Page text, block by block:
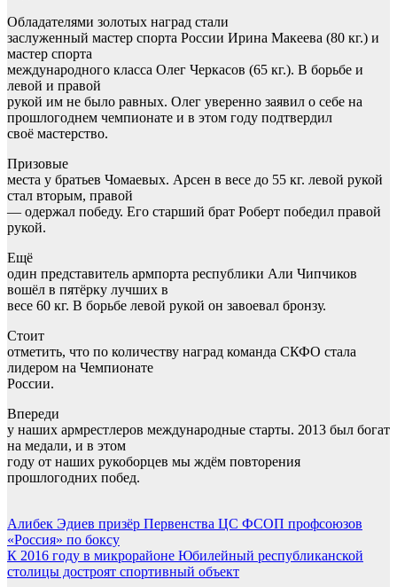
Обладателями золотых наград стали
заслуженный мастер спорта России Ирина Макеева (80 кг.) и
мастер спорта
международного класса Олег Черкасов (65 кг.). В борьбе и
левой и правой
рукой им не было равных. Олег уверенно заявил о себе на
прошлогоднем чемпионате и в этом году подтвердил
своё мастерство.
Призовые
места у братьев Чомаевых. Арсен в весе до 55 кг. левой рукой
стал вторым, правой
— одержал победу. Его старший брат Роберт победил правой
рукой.
Ещё
один представитель армпорта республики Али Чипчиков
вошёл в пятёрку лучших в
весе 60 кг. В борьбе левой рукой он завоевал бронзу.
Стоит
отметить, что по количеству наград команда СКФО стала
лидером на Чемпионате
России.
Впереди
у наших армрестлеров международные старты. 2013 был богат
на медали, и в этом
году от наших рукоборцев мы ждём повторения
прошлогодних побед.
Навигация
по
записям
Алибек Эдиев призёр Первенства ЦС ФСОП профсоюзов
«Россия» по боксу
К 2016 году в микрорайоне Юбилейный республиканской
столицы достроят спортивный объект